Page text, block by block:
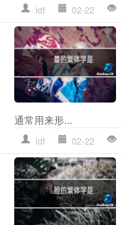
ldf 02-22
通常用来形...
ldf 02-22